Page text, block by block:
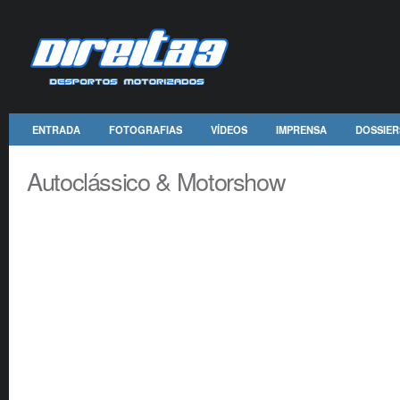
ENTRADA FOTOGRAFIAS VÍDEOS IMPRENSA
Autoclássico & Motorshow